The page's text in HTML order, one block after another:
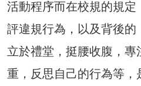
活動程序而在校規的規
評違規行為，以及背後
立於禮堂，挺腰收腹，
重，反思自己的行為等，